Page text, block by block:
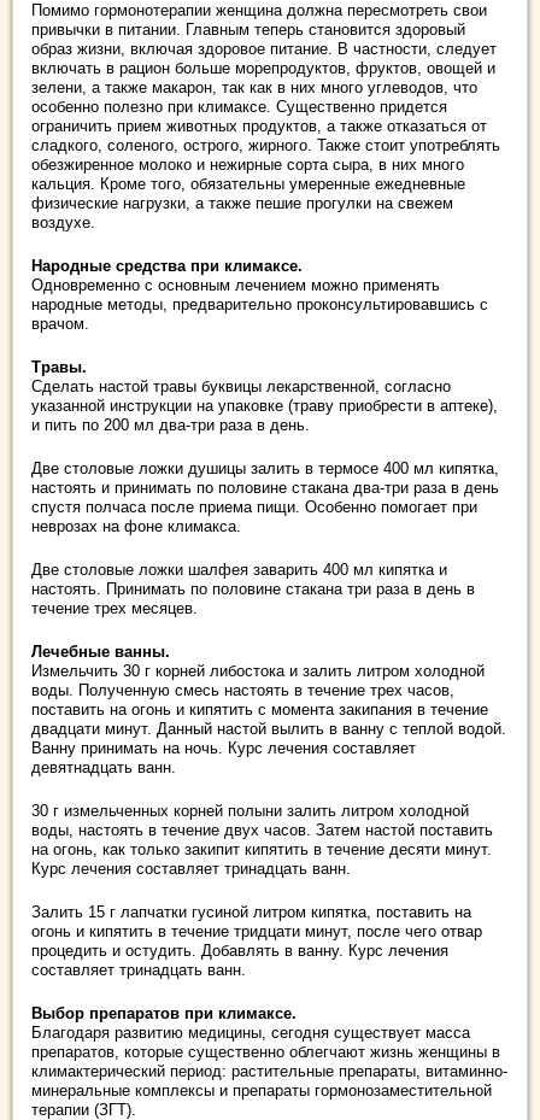
Помимо гормонотерапии женщина должна пересмотреть свои
привычки в питании. Главным теперь становится здоровый
образ жизни, включая здоровое питание. В частности, следует
включать в рацион больше морепродуктов, фруктов, овощей и
зелени, а также макарон, так как в них много углеводов, что
особенно полезно при климаксе. Существенно придется
ограничить прием животных продуктов, а также отказаться от
сладкого, соленого, острого, жирного. Также стоит употреблять
обезжиренное молоко и нежирные сорта сыра, в них много
кальция. Кроме того, обязательны умеренные ежедневные
физические нагрузки, а также пешие прогулки на свежем
воздухе.
Народные средства при климаксе.
Одновременно с основным лечением можно применять
народные методы, предварительно проконсультировавшись с
врачом.
Травы.
Сделать настой травы буквицы лекарственной, согласно
указанной инструкции на упаковке (траву приобрести в аптеке),
и пить по 200 мл два-три раза в день.
Две столовые ложки душицы залить в термосе 400 мл кипятка,
настоять и принимать по половине стакана два-три раза в день
спустя полчаса после приема пищи. Особенно помогает при
неврозах на фоне климакса.
Две столовые ложки шалфея заварить 400 мл кипятка и
настоять. Принимать по половине стакана три раза в день в
течение трех месяцев.
Лечебные ванны.
Измельчить 30 г корней либостока и залить литром холодной
воды. Полученную смесь настоять в течение трех часов,
поставить на огонь и кипятить с момента закипания в течение
двадцати минут. Данный настой вылить в ванну с теплой водой.
Ванну принимать на ночь. Курс лечения составляет
девятнадцать ванн.
30 г измельченных корней полыни залить литром холодной
воды, настоять в течение двух часов. Затем настой поставить
на огонь, как только закипит кипятить в течение десяти минут.
Курс лечения составляет тринадцать ванн.
Залить 15 г лапчатки гусиной литром кипятка, поставить на
огонь и кипятить в течение тридцати минут, после чего отвар
процедить и остудить. Добавлять в ванну. Курс лечения
составляет тринадцать ванн.
Выбор препаратов при климаксе.
Благодаря развитию медицины, сегодня существует масса
препаратов, которые существенно облегчают жизнь женщины в
климактерический период: растительные препараты, витаминно-
минеральные комплексы и препараты гормонозаместительной
терапии (ЗГТ).